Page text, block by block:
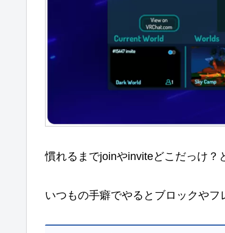
慣れるまでjoinやinviteどこだっけ？
いつもの手癖でやるとブロックやフ